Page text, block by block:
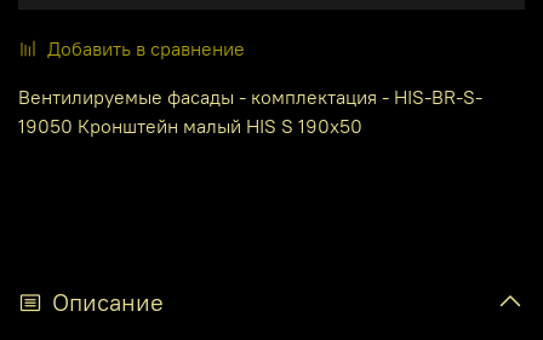
Добавить в сравнение
Вентилируемые фасады - комплектация - HIS-BR-S-
19050 Кронштейн малый HIS S 190x50
Описание